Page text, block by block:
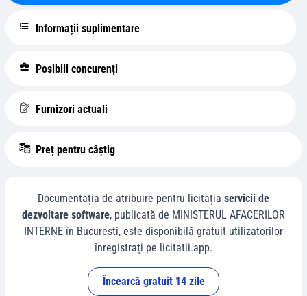
Informații suplimentare
Posibili concurenți
Furnizori actuali
Preț pentru câștig
Documentația de atribuire pentru licitația servicii de
dezvoltare software, publicată de MINISTERUL AFACERILOR
INTERNE în Bucuresti, este disponibilă gratuit utilizatorilor
înregistrați pe licitatii.app.
Încearcă gratuit 14 zile